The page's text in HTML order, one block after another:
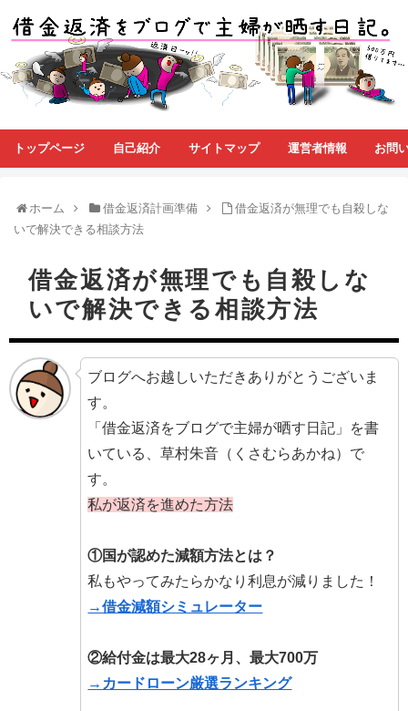
トップページ 自己紹介 サイトマップ 運営者情報 お問
ホーム 借金返済計画準備
借金返済が無理でも自殺しな
いで解決できる相談方法
借金返済が無理でも自殺しな
いで解決できる相談方法
ブログへお越しいただきありがとうございま
す。
「借金返済をブログで主婦が晒す日記」を書
いている、草村朱音（くさむらあかね）で
す。
私が返済を進めた方法
①国が認めた減額方法とは？
私もやってみたらかなり利息が減りました！
→借金減額シミュレーター
②給付金は最大28ヶ月、最大700万
→カードローン厳選ランキング